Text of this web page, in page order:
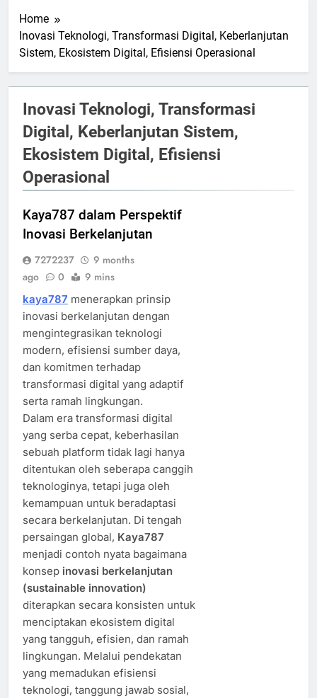
Home
Inovasi Teknologi, Transformasi Digital, Keberlanjutan
Sistem, Ekosistem Digital, Efisiensi Operasional
Inovasi Teknologi, Transformasi
Digital, Keberlanjutan Sistem,
Ekosistem Digital, Efisiensi
Operasional
Kaya787 dalam Perspektif
Inovasi Berkelanjutan
7272237
9 months
ago
0 9 mins
kaya787 menerapkan prinsip
inovasi berkelanjutan dengan
mengintegrasikan teknologi
modern, efisiensi sumber daya,
dan komitmen terhadap
transformasi digital yang adaptif
serta ramah lingkungan.
Dalam era transformasi digital
yang serba cepat, keberhasilan
sebuah platform tidak lagi hanya
ditentukan oleh seberapa canggih
teknologinya, tetapi juga oleh
kemampuan untuk beradaptasi
secara berkelanjutan. Di tengah
persaingan global, Kaya787
menjadi contoh nyata bagaimana
konsep inovasi berkelanjutan
(sustainable innovation)
diterapkan secara konsisten untuk
menciptakan ekosistem digital
yang tangguh, efisien, dan ramah
lingkungan. Melalui pendekatan
yang memadukan efisiensi
teknologi, tanggung jawab sosial,